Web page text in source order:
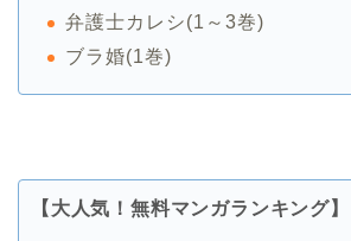
弁護士カレシ(1～3巻)
ブラ婚(1巻)
【大人気！無料マンガランキング】